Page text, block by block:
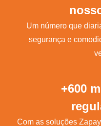
Um número que
segurança e
+600
Com as soluções